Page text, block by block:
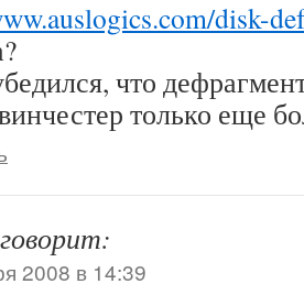
disk-
что
только еще
говорит:
2008 в 14:39